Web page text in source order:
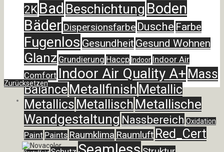
2KBad Beschichtung Boden
Bäder Dispersionsfarbe Dusche Farbe
Fugenlos Gesundheit Gesund Wohnen
Glanz Grundierung Haccp Indoor Indoor Air
Comfort Indoor Air Quality A+ Mass
BalanceMetallfinish Metallic
Metallics Metallisch Metallische
Wandgestaltung Nassbereich Oxidation
Paint Paints Raumklima Raumluft Red_Cert
Zurücksetzen